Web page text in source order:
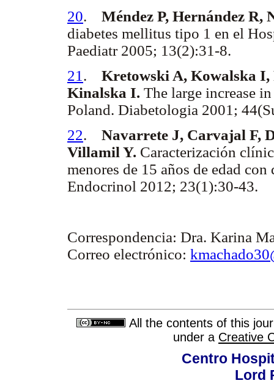
20. Méndez P, Hernández R,
diabetes mellitus tipo 1 en el
Paediatr 2005; 13(2):31-8.
21 . Kretowski A, Kowalska I,
Kinalska I. The large increase
Poland. Diabetologia 2001;
22. Navarrete J, Carvajal F,
Villamil Y. Caracterización
menores de 15 años de edad
Endocrinol 2012; 23(1):30-43.
Correspondencia: Dra. Karina
Correo electrónico:
All the contents of this
under a Creative
Centro
Lord